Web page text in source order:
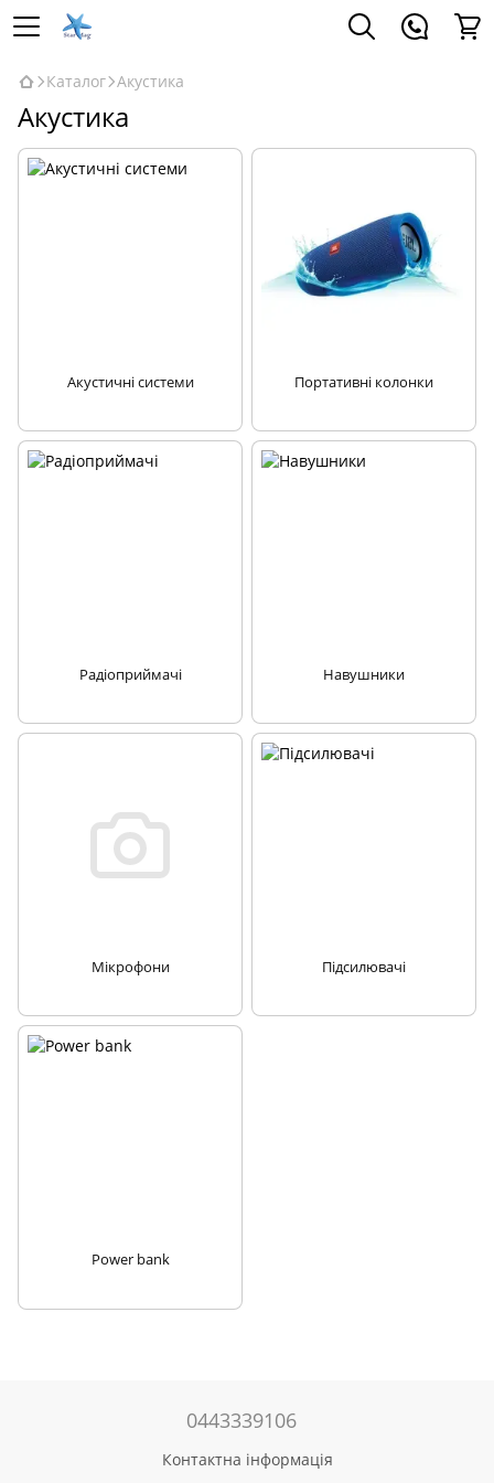
Каталог Акустика
Акустика
Акустичні системи Портативні колонки
Радіоприймачі Навушники
Мікрофони Підсилювачі
Power bank
0443339106
Контактна інформація